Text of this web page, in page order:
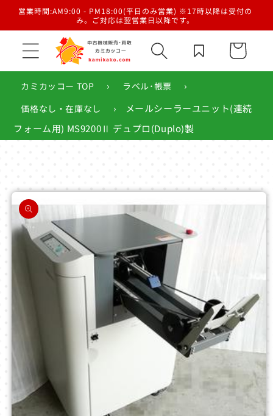
ンツに
営業時間:AM9:00 - PM18:00(平日のみ営業) ※17時以降は受付の
み。ご対応は翌営業日以降です。
カ
ー
カミカッコー TOP
› ラベル･帳票 ›
価格なし・在庫なし ›
メールシーラーユニット(連続
フォーム用) MS9200Ⅱ デュプロ(Duplo)製
商品情
報にス
キップ